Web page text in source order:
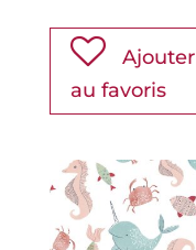
Ajouter
au favoris